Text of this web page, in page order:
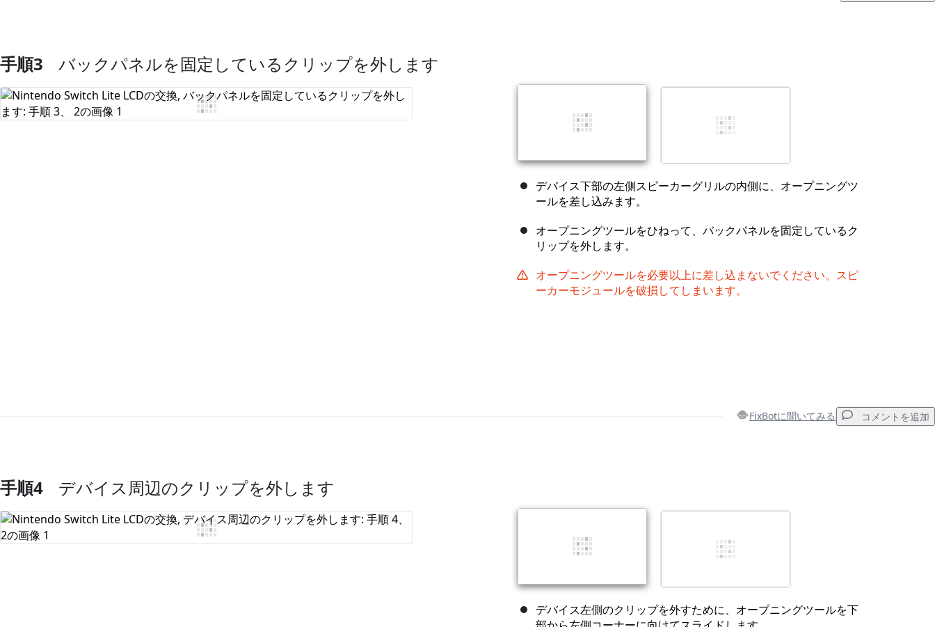
コメントを追加
手順3 バックパネルを固定しているクリップを外します
デバイス下部の左側スピーカーグリルの内側に、オープニングツ
ールを差し込みます。
オープニングツールをひねって、バックパネルを固定しているク
リップを外します。
オープニングツールを必要以上に差し込まないでください。スピ
ーカーモジュールを破損してしまいます。
FixBotに聞いてみる コメントを追加
コメントを追加
手順4 デバイス周辺のクリップを外します
デバイス左側のクリップを外すために、オープニングツールを下